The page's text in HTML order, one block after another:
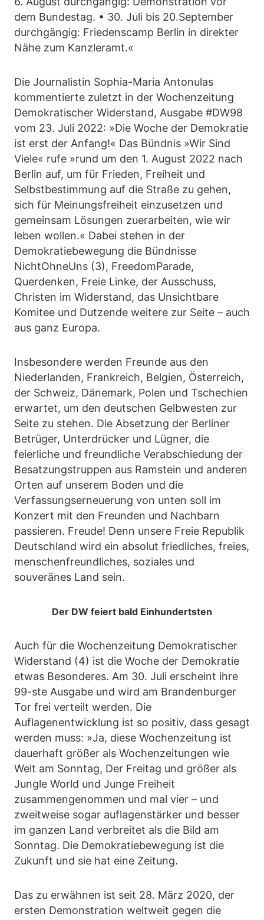
dem Bundestag. • 30. Juli bis 20.September
durchgängig: Friedenscamp Berlin in direkter
Nähe zum Kanzleramt.«
Die Journalistin Sophia-Maria Antonulas
kommentierte zuletzt in der Wochenzeitung
Demokratischer Widerstand, Ausgabe #DW98
vom 23. Juli 2022: »Die Woche der Demokratie
ist erst der Anfang!« Das Bündnis »Wir Sind
Viele« rufe »rund um den 1. August 2022 nach
Berlin auf, um für Frieden, Freiheit und
Selbstbestimmung auf die Straße zu gehen,
sich für Meinungsfreiheit einzusetzen und
gemeinsam Lösungen zuerarbeiten, wie wir
leben wollen.« Dabei stehen in der
Demokratiebewegung die Bündnisse
NichtOhneUns (3), FreedomParade,
Querdenken, Freie Linke, der Ausschuss,
Christen im Widerstand, das Unsichtbare
Komitee und Dutzende weitere zur Seite – auch
aus ganz Europa.
Insbesondere werden Freunde aus den
Niederlanden, Frankreich, Belgien, Österreich,
der Schweiz, Dänemark, Polen und Tschechien
erwartet, um den deutschen Gelbwesten zur
Seite zu stehen. Die Absetzung der Berliner
Betrüger, Unterdrücker und Lügner, die
feierliche und freundliche Verabschiedung der
Besatzungstruppen aus Ramstein und anderen
Orten auf unserem Boden und die
Verfassungserneuerung von unten soll im
Konzert mit den Freunden und Nachbarn
passieren. Freude! Denn unsere Freie Republik
Deutschland wird ein absolut friedliches, freies,
menschenfreundliches, soziales und
souveränes Land sein.
Der DW feiert bald Einhundertsten
Auch für die Wochenzeitung Demokratischer
Widerstand (4) ist die Woche der Demokratie
etwas Besonderes. Am 30. Juli erscheint ihre
99-ste Ausgabe und wird am Brandenburger
Tor frei verteilt werden. Die
Auflagenentwicklung ist so positiv, dass gesagt
werden muss: »Ja, diese Wochenzeitung ist
dauerhaft größer als Wochenzeitungen wie
Welt am Sonntag, Der Freitag und größer als
Jungle World und Junge Freiheit
zusammengenommen und mal vier – und
zweitweise sogar auflagenstärker und besser
im ganzen Land verbreitet als die Bild am
Sonntag. Die Demokratiebewegung ist die
Zukunft und sie hat eine Zeitung.
Das zu erwähnen ist seit 28. März 2020, der
ersten Demonstration weltweit gegen die